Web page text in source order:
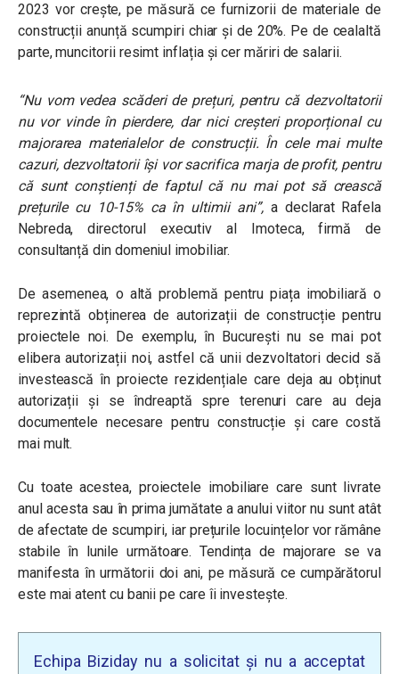
2023 vor crește, pe măsură ce furnizorii de materiale de
construcții anunță scumpiri chiar și de 20%. Pe de cealaltă
parte, muncitorii resimt inflația și cer măriri de salarii.
“Nu vom vedea scăderi de prețuri, pentru că dezvoltatorii
nu vor vinde în pierdere, dar nici creșteri proporțional cu
majorarea materialelor de construcții. În cele mai multe
cazuri, dezvoltatorii își vor sacrifica marja de profit, pentru
că sunt conștienți de faptul că nu mai pot să crească
prețurile cu 10-15% ca în ultimii ani”,a declarat Rafela
Nebreda, directorul executiv al Imoteca, firmă de
consultanță din domeniul imobiliar.
De asemenea, o altă problemă pentru piața imobiliară o
reprezintă obținerea de autorizații de construcție pentru
proiectele noi. De exemplu, în București nu se mai pot
elibera autorizații noi, astfel că unii dezvoltatori decid să
investească în proiecte rezidențiale care deja au obținut
autorizații și se îndreaptă spre terenuri care au deja
documentele necesare pentru construcție și care costă
mai mult.
Cu toate acestea, proiectele imobiliare care sunt livrate
anul acesta sau în prima jumătate a anului viitor nu sunt atât
de afectate de scumpiri, iar prețurile locuințelor vor rămâne
stabile în lunile următoare. Tendința de majorare se va
manifesta în următorii doi ani, pe măsură ce cumpărătorul
este mai atent cu banii pe care îi investește.
Echipa Biziday nu a solicitat și nu a acceptat